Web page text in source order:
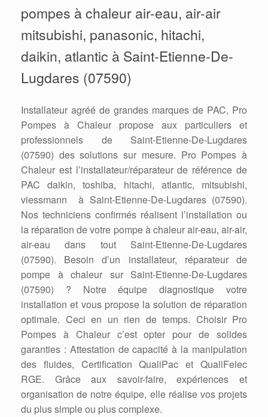
pompes à chaleur air-eau, air-air
mitsubishi, panasonic, hitachi,
daikin, atlantic à Saint-Etienne-De-
Lugdares (07590)
Installateur agréé de grandes marques de PAC, Pro
Pompes à Chaleur propose aux particuliers et
professionnels de Saint-Etienne-De-Lugdares
(07590) des solutions sur mesure. Pro Pompes à
Chaleur est l’installateur/réparateur de référence de
PAC daikin, toshiba, hitachi, atlantic, mitsubishi,
viessmann à Saint-Etienne-De-Lugdares (07590).
Nos techniciens confirmés réalisent l’installation ou
la réparation de votre pompe à chaleur air-eau, air-air,
air-eau dans tout Saint-Etienne-De-Lugdares
(07590). Besoin d’un installateur, réparateur de
pompe à chaleur sur Saint-Etienne-De-Lugdares
(07590) ? Notre équipe diagnostique votre
installation et vous propose la solution de réparation
optimale. Ceci en un rien de temps. Choisir Pro
Pompes à Chaleur c’est opter pour de solides
garanties : Attestation de capacité à la manipulation
des fluides, Certification QualiPac et QualiFelec
RGE. Grâce aux savoir-faire, expériences et
organisation de notre équipe, elle réalise vos projets
du plus simple ou plus complexe.